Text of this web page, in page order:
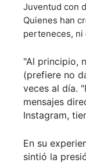
Juventud con
Quienes han
perteneces, ni
"Al principio,
(prefiere no
veces al día.
mensajes
Instagram,
En su
sintió la